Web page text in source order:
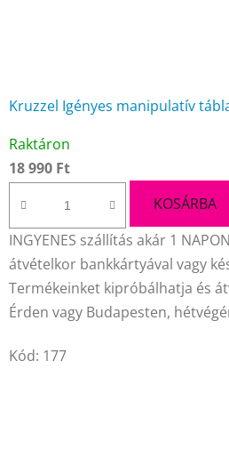
Kruzzel Igényes manipulatív
termék
átlagos
értékelése
5-
ből
5,0
csillag.
Raktáron
18 990 Ft
KOSÁRBA
INGYENES szállítás akár 1
átvételkor bankkártyával vagy
Termékeinket kipróbálhatja és
Érden vagy Budapesten,
Kód: 177